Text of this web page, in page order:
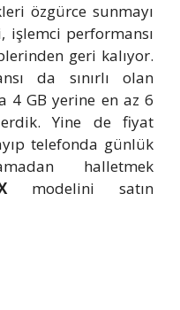
özgürce sunmayı
işlemci performansı
geri kalıyor.
da sınırlı olan
4 GB yerine en az 6
Yine de fiyat
telefonda günlük
halletmek
modelini satın